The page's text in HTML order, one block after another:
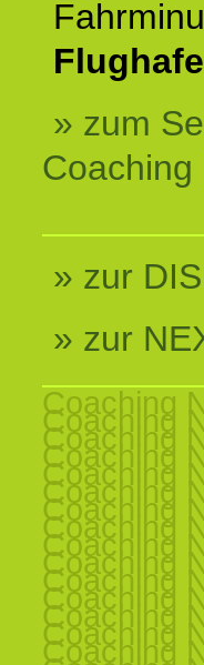
» zum
» zur
» zur
Coaching
Coaching
Coaching
Coaching
Coaching
Coaching
Coaching
Coaching
Coaching
Coaching
Coaching
Coaching
Coaching
Coaching
Coaching